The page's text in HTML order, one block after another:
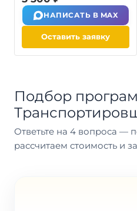
НАПИСАТЬ В MAX
Оставить заявку
Подбор
Ответьте на 4 вопроса —
рассчитаем стоимость и